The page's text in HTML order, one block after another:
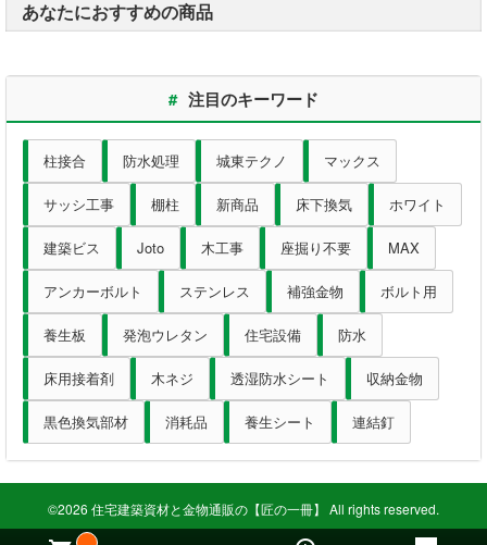
あなたにおすすめの商品
# 注目のキーワード
柱接合 防水処理 城東テクノ マックス
サッシ工事 棚柱 新商品 床下換気 ホワイト
建築ビス Joto 木工事 座掘り不要 MAX
アンカーボルト ステンレス 補強金物 ボルト用
養生板 発泡ウレタン 住宅設備 防水
床用接着剤 木ネジ 透湿防水シート 収納金物
黒色換気部材 消耗品 養生シート 連結釘
©2026 住宅建築資材と金物通販の【匠の一冊】 All rights reserved.